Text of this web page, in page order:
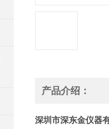
产品介绍：
深圳市深东金仪器